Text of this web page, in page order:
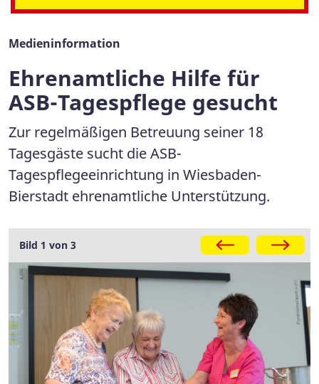
Medieninformation
Ehrenamtliche Hilfe für
ASB-Tagespflege gesucht
Zur regelmäßigen Betreuung seiner 18
Tagesgäste sucht die ASB-
Tagespflegeeinrichtung in Wiesbaden-
Bierstadt ehrenamtliche Unterstützung.
Galerie
Bild 1 von 3